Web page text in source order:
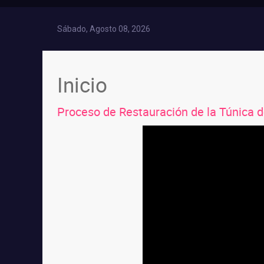
Sábado, Agosto 08, 2026
Inicio
Proceso de Restauración de la Túnica